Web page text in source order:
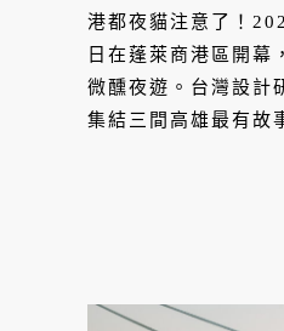
港都夜貓注意了！
日在蓬萊商港區開幕
微醺夜遊。台灣設計
集結三間高雄最有故